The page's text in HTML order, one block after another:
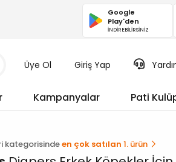
Google
Play'den
İNDİREBİLİRSİNİZ
Üye Ol Giriş Yap
Kampanyalar Pati
kategorisindeen çok satılan 1. ürün